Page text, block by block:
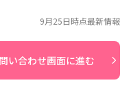
問い合わせ画面に進む
9月25日時点最新情報